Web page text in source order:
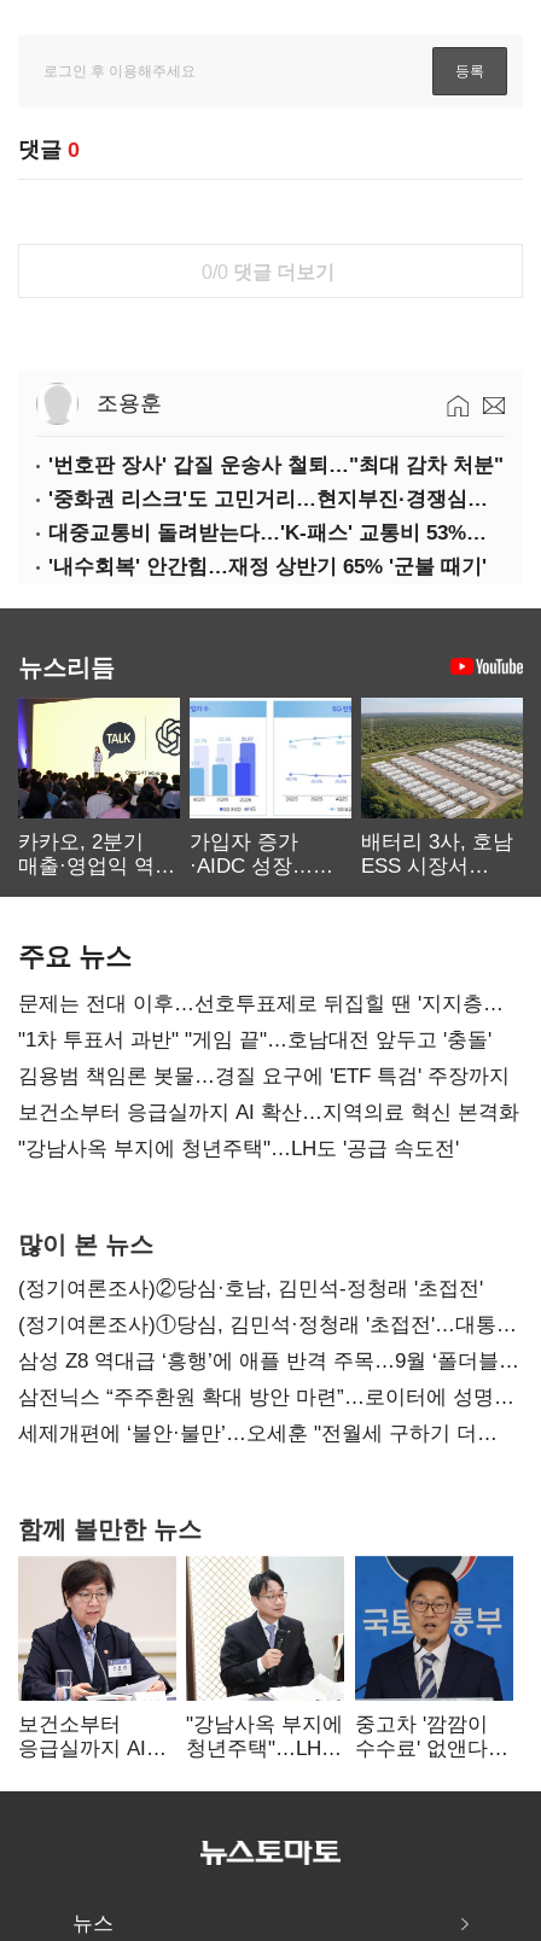
댓글 0
0/0 댓글 더보기
조용훈
'번호판 장사' 갑질 운송사 철퇴…"최대 감차 처분"
'중화권 리스크'도 고민거리…현지부진·경쟁심화·양안냉각
대중교통비 돌려받는다…'K-패스' 교통비 53%까지 환급
'내수회복' 안간힘…재정 상반기 65% '군불 때기'
뉴스리듬
카카오, 2분기
매출·영업익 역대
가입자 증가
·AIDC 성장…
배터리 3사, 호남
ESS 시장서
주요 뉴스
문제는 전대 이후…선호투표제로 뒤집힐 땐 '지지층
불복'
"1차 투표서 과반" "게임 끝"…호남대전 앞두고 '충돌'
김용범 책임론 봇물…경질 요구에 'ETF 특검' 주장까지
보건소부터 응급실까지 AI 확산…지역의료 혁신 본격화
"강남사옥 부지에 청년주택"…LH도 '공급 속도전'
많이 본 뉴스
(정기여론조사)②당심·호남, 김민석-정청래 '초접전'
(정기여론조사)①당심, 김민석·정청래 '초접전'…대통령
지지도 '50% 아래로'(종합)
삼성 Z8 역대급 ‘흥행’에 애플 반격 주목…9월 ‘폴더블
대전’
삼전닉스 “주주환원 확대 방안 마련”…로이터에 성명
보내
세제개편에 ‘불안·불만’…오세훈 "전월세 구하기 더
함께 볼만한 뉴스
보건소부터
응급실까지 AI
혁신 본격화
"강남사옥 부지에
청년주택"…LH도
중고차 '깜깜이
수수료' 없앤다…
생기면 환불
뉴스